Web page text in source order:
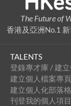
The Future of
香港及亞洲No.1
TALENTS
登錄專才庫 / 建
建立個人檔案專頁
建立個人化部落格
刊登我的個人項目